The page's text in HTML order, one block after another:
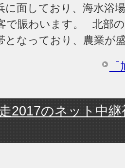
に面しており、海水浴
で賑わいます。 北部
となっており、農業が
2017のネット中